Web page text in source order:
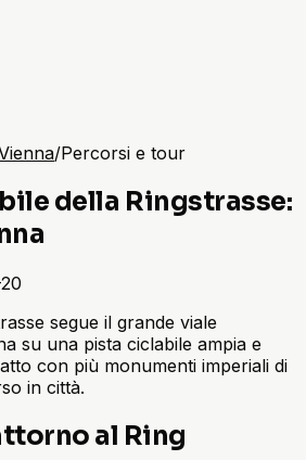
/Percorsi e tour
della Ringstrasse:
segue il grande viale
su una pista ciclabile ampia e
con più monumenti imperiali di
in città.
al Ring